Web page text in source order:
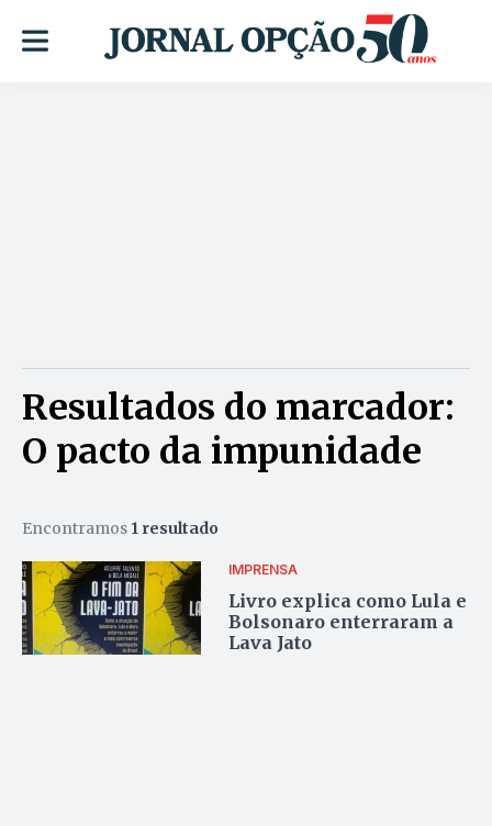
Resultados do marcador:
O pacto da impunidade
Encontramos 1 resultado
IMPRENSA
Livro explica como Lula e
Bolsonaro enterraram a
Lava Jato